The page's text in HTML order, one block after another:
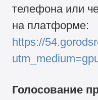
телефона или
на платформе:
https://
Голосование